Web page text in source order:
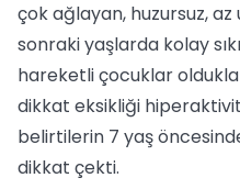
çok ağlayan, huzursuz,
sonraki yaşlarda kolay
hareketli çocuklar
dikkat eksikliği
belirtilerin 7 yaş
dikkat çekti.